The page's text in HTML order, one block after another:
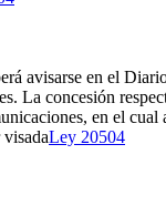
avisarse en el
La concesión
en el cual
Ley 20504